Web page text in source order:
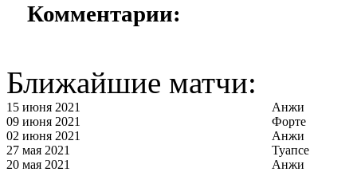
Комментарии:
Ближайшие матчи:
15 июня 2021
Анжи
09 июня 2021
Форте
02 июня 2021
Анжи
27 мая 2021
Туапсе
20 мая 2021
Анжи